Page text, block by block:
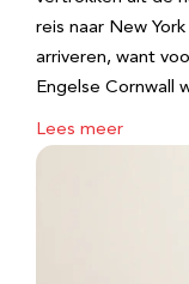
reis naar New
arriveren, want
Engelse Cornwall
Lees meer